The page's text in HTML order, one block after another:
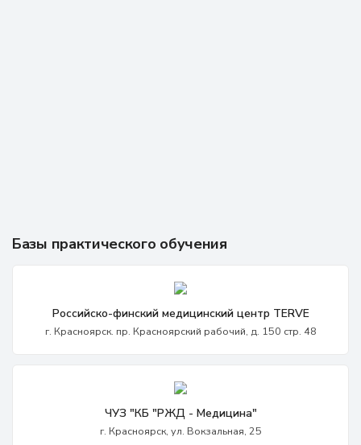
Базы практического обучения
Российско-финский медицинский центр TERVE
г. Красноярск. пр. Красноярский рабочий, д. 150 стр. 48
ЧУЗ "КБ "РЖД - Медицина"
г. Красноярск, ул. Вокзальная, 25